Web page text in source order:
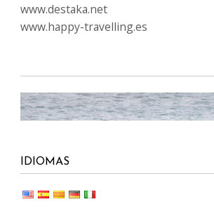
www.destaka.net
www.happy-travelling.es
IDIOMAS